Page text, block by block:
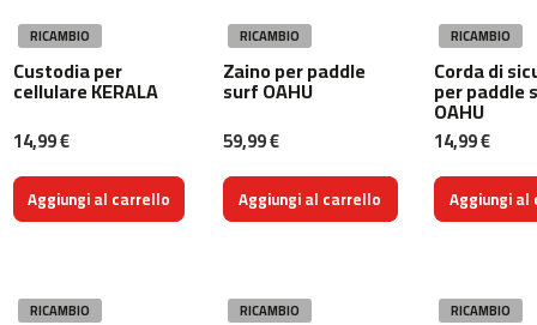
m
c
-
1
0
m
0
RICAMBIO
Custodia per
cellulare KERALA
14,99 €
Aggiungi al carrello
RICAMBIO
Zaino per paddle
surf OAHU
59,99 €
Aggiungi al carrello
RICAMBIO
Corda di
per paddle
OAHU
14,99 €
Aggiungi
RICAMBIO RICAMBIO RICAMBIO